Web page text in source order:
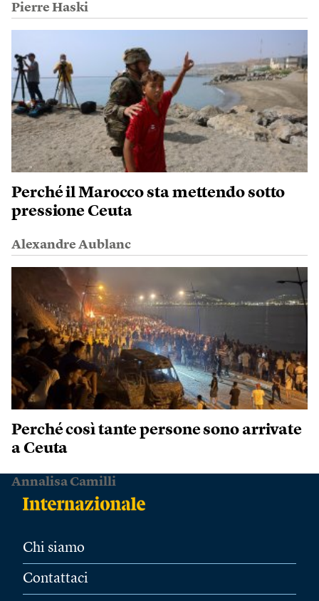
Pierre Haski
Perché il Marocco sta mettendo sotto
pressione Ceuta
Alexandre Aublanc
Perché così tante persone sono arrivate
a Ceuta
Annalisa Camilli
Chi siamo
Contattaci